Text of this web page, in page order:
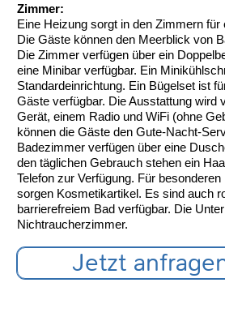
Zimmer:
Eine Heizung sorgt in den Zimmern
Die Gäste können den Meerblick von
Die Zimmer verfügen über ein
eine Minibar verfügbar. Ein
Standardeinrichtung. Ein Bügelset ist
Gäste verfügbar. Die Ausstattung wird
Gerät, einem Radio und WiFi (ohne
können die Gäste den Gute-Nacht-
Badezimmer verfügen über eine
den täglichen Gebrauch stehen ein
Telefon zur Verfügung. Für
sorgen Kosmetikartikel. Es sind auch
barrierefreiem Bad verfügbar. Die
Nichtraucherzimmer.
Jetzt